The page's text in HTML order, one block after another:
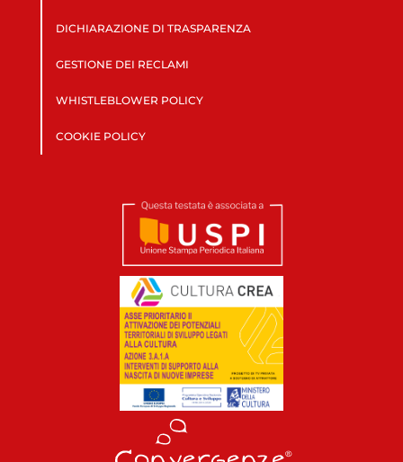
DICHIARAZIONE DI TRASPARENZA
GESTIONE DEI RECLAMI
WHISTLEBLOWER POLICY
COOKIE POLICY